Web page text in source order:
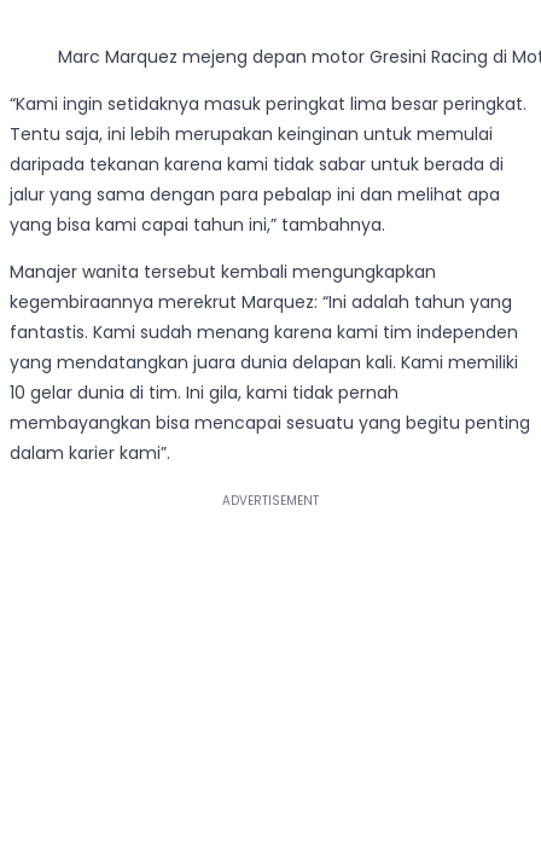
Marc Marquez mejeng depan motor Gresini Racing di
“Kami ingin setidaknya masuk peringkat lima besar peringkat.
Tentu saja, ini lebih merupakan keinginan untuk memulai
daripada tekanan karena kami tidak sabar untuk berada di
jalur yang sama dengan para pebalap ini dan melihat apa
yang bisa kami capai tahun ini,” tambahnya.
Manajer wanita tersebut kembali mengungkapkan
kegembiraannya merekrut Marquez: “Ini adalah tahun yang
fantastis. Kami sudah menang karena kami tim independen
yang mendatangkan juara dunia delapan kali. Kami memiliki
10 gelar dunia di tim. Ini gila, kami tidak pernah
membayangkan bisa mencapai sesuatu yang begitu penting
dalam karier kami”.